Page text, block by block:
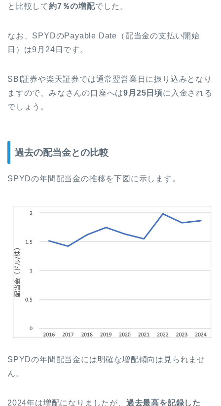
と比較して約7％の増配でした。
なお、SPYDのPayable Date（配当金の支払い開始
日）は9月24日です。
SBI証券や楽天証券では通常翌営業日に振り込みとなり
ますので、みなさんの口座へは9月25日頃に入金される
でしょう。
過去の配当金との比較
SPYDの年間配当金の推移を下図に示します。
SPYDの年間配当金には明確な増配傾向は見られませ
ん。
2024年は増配になりましたが、 過去最高を記録した